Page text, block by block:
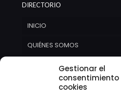
Gestionar el
consentimiento
cookies
DIRECTORIO
INICIO
QUIÉNES SOMOS
SERVICIOS
CONTACTO